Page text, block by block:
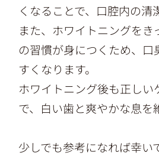
くなることで、口腔内の清
また、ホワイトニングをき
の習慣が身につくため、口
すくなります。
ホワイトニング後も正しい
で、白い歯と爽やかな息を
少しでも参考になれば幸い